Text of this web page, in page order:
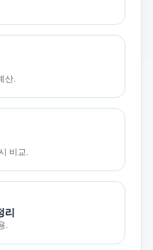
산.
비교.
리
.